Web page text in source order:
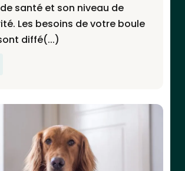
santé et son niveau de
Les besoins de votre boule
diffé(...)